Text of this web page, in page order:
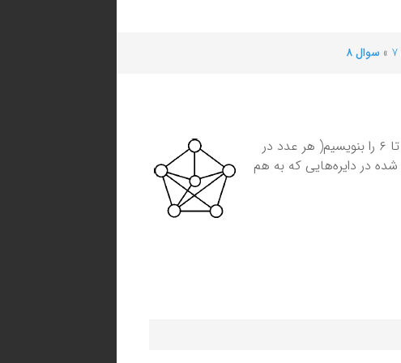
» سوال ۸
در شکل مقابل می‌خواهیم در هر یک از دایره‌ها یکی از عددهای ۱ تا ۶ را بنویسیم( هر عدد در
در دایره‌هایی که به هم